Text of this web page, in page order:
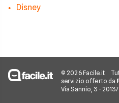
Disney
© 2026 Facile.it
servizio offerto da
Via Sannio, 3 -